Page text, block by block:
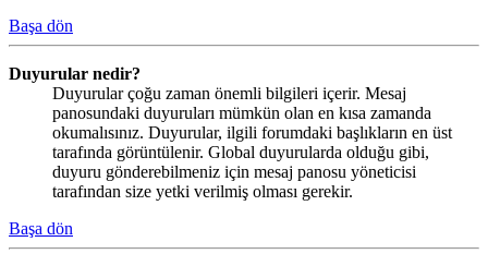
Başa dön
Duyurular nedir?
Duyurular çoğu zaman önemli bilgileri içerir. Mesaj
panosundaki duyuruları mümkün olan en kısa zamanda
okumalısınız. Duyurular, ilgili forumdaki başlıkların en üst
tarafında görüntülenir. Global duyurularda olduğu gibi,
duyuru gönderebilmeniz için mesaj panosu yöneticisi
tarafından size yetki verilmiş olması gerekir.
Başa dön